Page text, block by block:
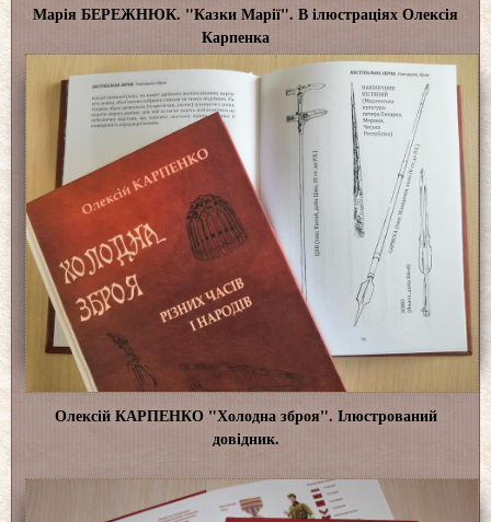
Марія БЕРЕЖНЮК. "Казки Марії". В ілюстраціях Олексія
Карпенка
Олексій КАРПЕНКО "Холодна зброя". Ілюстрований
довідник.